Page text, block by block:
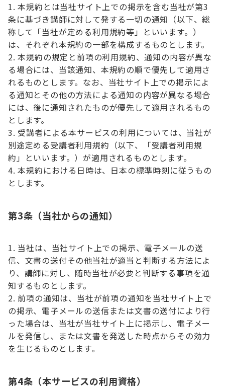
本規約とは当社サイト上での掲示を含む当社が第3
条に基づき講師に対して発する一切の通知（以下、総
称して「当社が定める利用規約等」といいます。）
は、それぞれ本規約の一部を構成するものとします。
本規約の規定と前項の利用規約、通知の内容が異な
る場合には、当該通知、本規約の順で優先して適用さ
れるものとします。なお、当社サイト上での掲示によ
る通知とその他の方法による通知の内容が異なる場合
には、後に通知されたものが優先して適用されるもの
とします。
受講者による本サービスの利用については、当社が
別途定める受講者利用規約（以下、「受講者利用規
約」といいます。）が適用されるものとします。
本規約における日時は、日本の標準時刻に従うもの
とします。
第3条（当社からの通知）
当社は、当社サイト上での掲示、電子メールの送
信、文書の送付その他当社が適当と判断する方法によ
り、講師に対し、随時当社が必要と判断する事項を通
知するものとします。
前項の通知は、当社が前項の通知を当社サイト上で
の掲示、電子メールの送信または文書の送付により行
った場合は、当社が当社サイト上に掲示し、電子メー
ルを発信し、または文書を発送した時点からその効力
を生じるものとします。
第4条（本サービスの利用資格）